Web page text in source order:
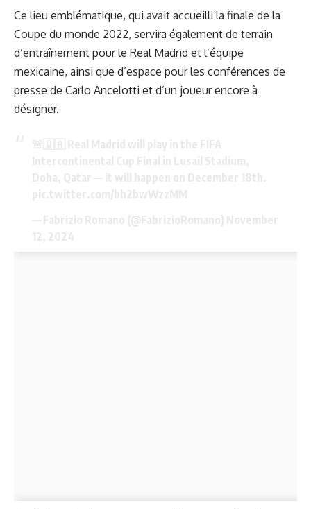
Ce lieu emblématique, qui avait accueilli la finale de la
Coupe du monde 2022, servira également de terrain
d’entraînement pour le Real Madrid et l’équipe
mexicaine, ainsi que d’espace pour les conférences de
presse de Carlo Ancelotti et d’un joueur encore à
désigner.